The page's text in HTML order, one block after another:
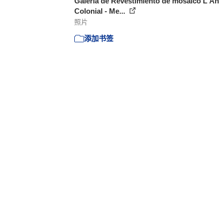
Colonial - Me...
照片
添加书签